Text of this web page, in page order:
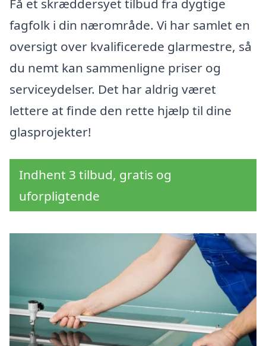
Få et skræddersyet tilbud fra dygtige
fagfolk i din nærområde. Vi har samlet en
oversigt over kvalificerede glarmestre, så
du nemt kan sammenligne priser og
serviceydelser. Det har aldrig været
lettere at finde den rette hjælp til dine
glasprojekter!
Indhent 3 tilbud, gratis og
uforpligtende